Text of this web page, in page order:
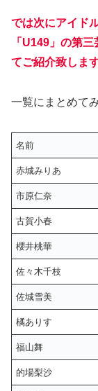
では次にアイド
「U149」の第
てご紹介致します
一覧にまとめて
名前
赤城みりあ
市原仁奈
古賀小春
櫻井桃華
佐々木千枝
佐城雪美
橘ありす
福山舞
的場梨沙